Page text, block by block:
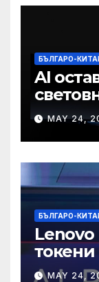
БЪЛГАРО-
AI
пазар
MAY 24,
БЪЛГАРО-
Lenovo
MAY 24,